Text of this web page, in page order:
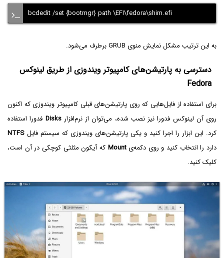
bcdedit /set {bootmgr} path \EFI\fedora\shim.efi
به این ترتیب مشکل نمایش منوی GRUB برطرف می‌شود.
دسترسی به پارتیشن‌های کامپیوتر ویندوزی از طریق لینوکس
Fedora
برای استفاده از فایل‌هایی که روی پارتیشن‌های قبلی کامپیوتر ویندوزی که اکنون
روی آن لینوکس فدورا نیز نصب شده، می‌توان از نرم‌افزارDisks فدورا استفاده
کرد. این ابزار را اجرا کنید و یکی پارتیشن‌های ویندوزی که سیستم فایل NTFS
دارد را انتخاب کنید و روی دکمه‌یMount که آیکون مثلثی کوچکی در آن است،
کلیک کنید.